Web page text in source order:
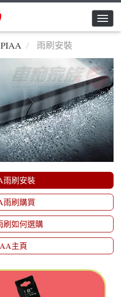
Toggle
PIAA 雨刷安裝
雨刷安裝
雨刷購買
刷如何選購
主頁